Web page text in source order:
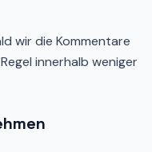
wir die Kommentare
innerhalb weniger